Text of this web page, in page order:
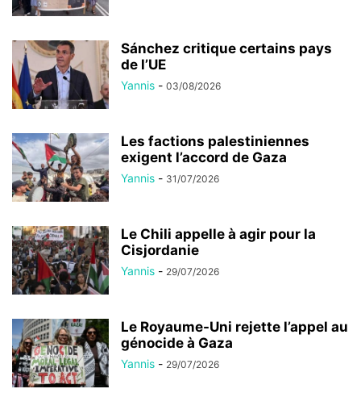
Sánchez critique certains pays
de l’UE
Yannis - 03/08/2026
Les factions palestiniennes
exigent l’accord de Gaza
Yannis - 31/07/2026
Le Chili appelle à agir pour la
Cisjordanie
Yannis - 29/07/2026
Le Royaume-Uni rejette l’appel au
génocide à Gaza
Yannis - 29/07/2026